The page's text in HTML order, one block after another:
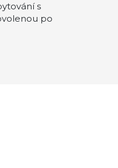
s
po